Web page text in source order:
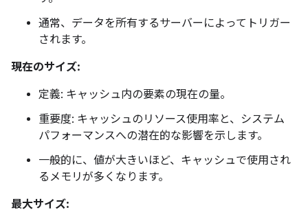
通常、データを所有するサーバーによってトリガー
されます。
現在のサイズ:
定義: キャッシュ内の要素の現在の量。
重要度: キャッシュのリソース使用率と、システム
パフォーマンスへの潜在的な影響を示します。
一般的に、値が大きいほど、キャッシュで使用され
るメモリが多くなります。
最大サイズ: